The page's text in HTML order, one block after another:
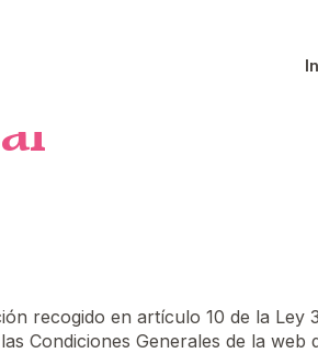
recogido en artículo 10 de la
Condiciones Generales de la web